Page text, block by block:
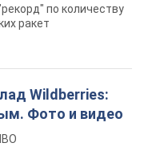
по количеству
ракет
Wildberries:
Фото и видео